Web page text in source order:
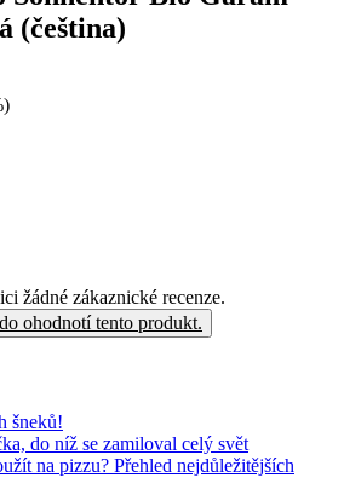
(čeština)
žádné zákaznické recenze.
ohodnotí tento produkt.
šneků!
do níž se zamiloval celý svět
na pizzu? Přehled nejdůležitějších